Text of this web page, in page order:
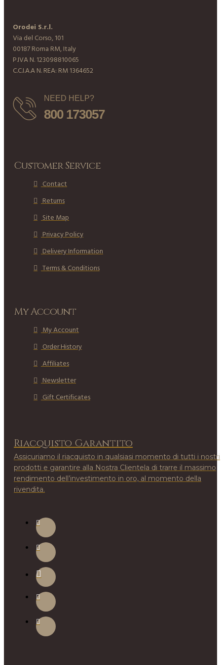
Orodei S.r.l.
Via del Corso, 101
00187 Roma RM, Italy
P.IVA N. 123098810065
C.C.I.A.A N. REA: RM 1364652
NEED HELP?
800 173057
Customer Service
Contact
Returns
Site Map
Privacy Policy
Delivery Information
Terms & Conditions
My Account
My Account
Order History
Affiliates
Newsletter
Gift Certificates
Riacquisto Garantito
Assicuriamo il riacquisto in qualsiasi momento di tutti i nostri
prodotti e garantire alla Nostra Clientela di trarre il massimo
rendimento dell’investimento in oro, al momento della
rivendita.